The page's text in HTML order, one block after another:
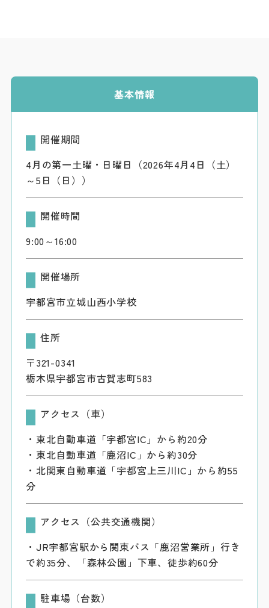
基本情報
開催期間
4月の第一土曜・日曜日（2026年4月4日（土）
～5日（日））
開催時間
9:00～16:00
開催場所
宇都宮市立城山西小学校
住所
〒321-0341
栃木県宇都宮市古賀志町583
アクセス（車）
・東北自動車道「宇都宮IC」から約20分
・東北自動車道「鹿沼IC」から約30分
・北関東自動車道「宇都宮上三川IC」から約55
分
アクセス（公共交通機関）
・JR宇都宮駅から関東バス「鹿沼営業所」行き
で約35分、「森林公園」下車、徒歩約60分
駐車場（台数）